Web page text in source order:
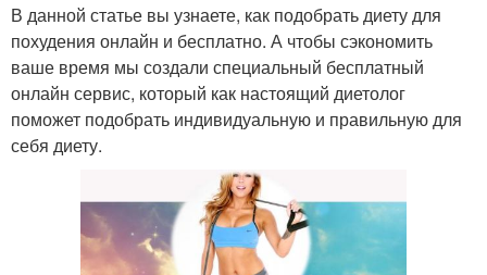
В данной статье вы узнаете, как подобрать диету для
похудения онлайн и бесплатно. А чтобы сэкономить
ваше время мы создали специальный бесплатный
онлайн сервис, который как настоящий диетолог
поможет подобрать индивидуальную и правильную для
себя диету.